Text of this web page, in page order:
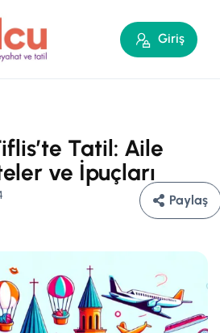
Giriş
Tatil: Aile
ve İpuçları
Paylaş